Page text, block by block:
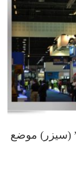
(سيزر) موضع